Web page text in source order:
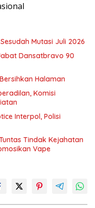
Mutasi Juli 2026
Dansatbravo 90
Halaman
Komisi
Interpol, Polisi
Tindak Kejahatan
Vape